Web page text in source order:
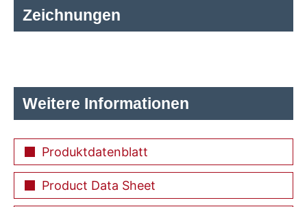
Zeichnungen
Weitere Informationen
Produktdatenblatt
Product Data Sheet